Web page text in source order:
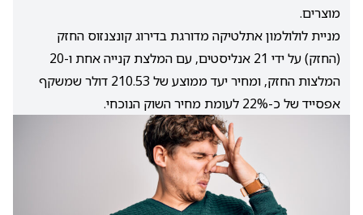
מוצרים.
מניית לולולמון אתלטיקה מדורגת בדירוג קונצנזוס החזק
(החזק) על ידי 21 אנליסטים, עם המלצת קנייה אחת ו-20
המלצות החזק, ומחיר יעד ממוצע של 210.53 דולר שמשקף
אפסייד של כ-22% לעומת מחיר השוק הנוכחי.